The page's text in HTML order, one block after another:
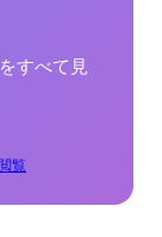
すべて見
覧